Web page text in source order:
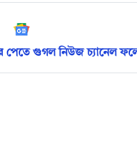
পেতে গুগল নিউজ চ্যানেল